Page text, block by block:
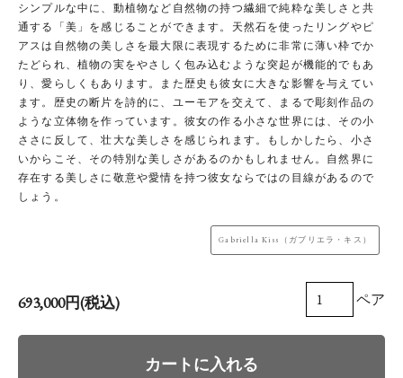
シンプルな中に、動植物など自然物の持つ繊細で純粋な美しさと共
通する「美」を感じることができます。天然石を使ったリングやピ
アスは自然物の美しさを最大限に表現するために非常に薄い枠でか
たどられ、植物の実をやさしく包み込むような突起が機能的でもあ
り、愛らしくもあります。また歴史も彼女に大きな影響を与えてい
ます。歴史の断片を詩的に、ユーモアを交えて、まるで彫刻作品の
ような立体物を作っています。彼女の作る小さな世界には、その小
ささに反して、壮大な美しさを感じられます。もしかしたら、小さ
いからこそ、その特別な美しさがあるのかもしれません。自然界に
存在する美しさに敬意や愛情を持つ彼女ならではの目線があるので
しょう。
Gabriella Kiss（ガブリエラ・キス）
ペア
693,000円(税込)
カートに入れる